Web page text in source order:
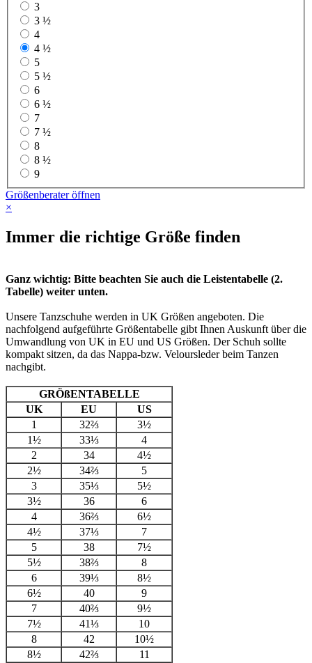
3
3 ½
4
4 ½
5
5 ½
6
6 ½
7
7 ½
8
8 ½
9
Größenberater öffnen
×
Immer die richtige Größe finden
Ganz wichtig: Bitte beachten Sie auch die Leistentabelle (2.
Tabelle) weiter unten.
Unsere Tanzschuhe werden in UK Größen angeboten. Die
nachfolgend aufgeführte Größentabelle gibt Ihnen Auskunft über die
Umwandlung von UK in EU und US Größen. Der Schuh sollte
kompakt sitzen, da das Nappa-bzw. Veloursleder beim Tanzen
nachgibt.
GRÖßENTABELLE
UK
EU
US
1
32⅔
3½
1½
33⅓
4
2
34
4½
2½
34⅔
5
3
35⅓
5½
3½
36
6
4
36⅔
6½
4½
37⅓
7
5
38
7½
5½
38⅔
8
6
39⅓
8½
6½
40
9
7
40⅔
9½
7½
41⅓
10
8
42
10½
8½
42⅔
11